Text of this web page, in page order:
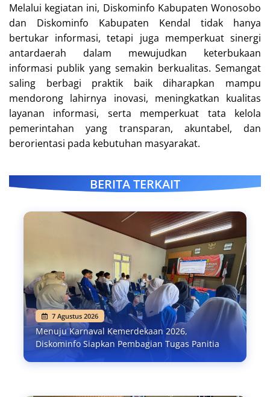
Melalui kegiatan ini, Diskominfo Kabupaten Wonosobo
dan Diskominfo Kabupaten Kendal tidak hanya
bertukar informasi, tetapi juga memperkuat sinergi
antardaerah dalam mewujudkan keterbukaan
informasi publik yang semakin berkualitas. Semangat
saling berbagi praktik baik diharapkan mampu
mendorong lahirnya inovasi, meningkatkan kualitas
layanan informasi, serta memperkuat tata kelola
pemerintahan yang transparan, akuntabel, dan
berorientasi pada kebutuhan masyarakat.
BERITA TERKAIT
7 Agustus 2026
Menuju Karnaval Kemerdekaan 2026,
Diskominfo Siapkan Pembagian Tugas Panitia